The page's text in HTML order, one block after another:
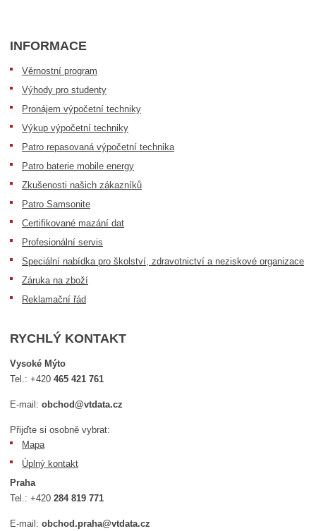
INFORMACE
Věrnostní program
Výhody pro studenty
Pronájem výpočetní techniky
Výkup výpočetní techniky
Patro repasovaná výpočetní technika
Patro baterie mobile energy
Zkušenosti našich zákazníků
Patro Samsonite
Certifikované mazání dat
Profesionální servis
Speciální nabídka pro školství, zdravotnictví a neziskové organizace
Záruka na zboží
Reklamační řád
RYCHLÝ KONTAKT
Vysoké Mýto
Tel.:+420465 421 761
E-mail:obchod@vtdata.cz
Přijďte si osobně vybrat:
Mapa
Úplný kontakt
Praha
Tel.:+420284 819 771
E-mail:obchod.praha@vtdata.cz